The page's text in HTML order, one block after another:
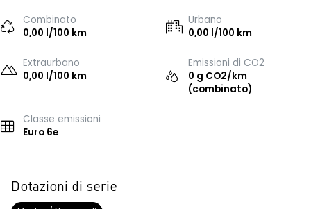
Combinato
0,00 l/100 km
Urbano
0,00 l/100 km
Extraurbano
0,00 l/100 km
Emissioni di CO2
0 g CO2/km
(combinato)
Classe emissioni
Euro 6e
Dotazioni di serie